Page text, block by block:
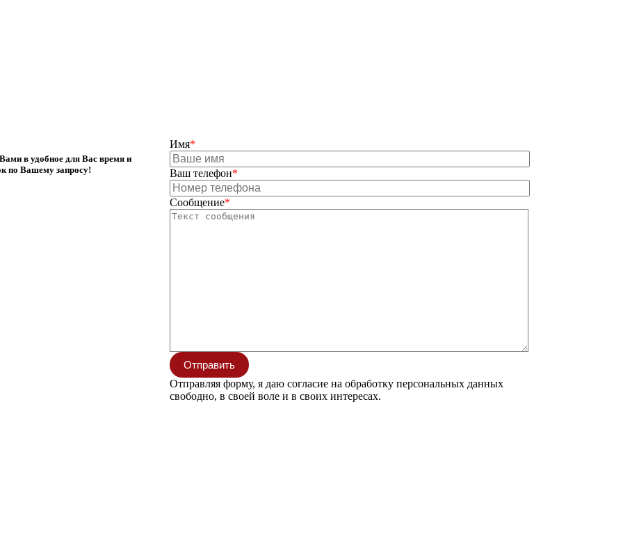
в удобное для Вас время и
по Вашему запросу!
Имя*
Ваш телефон*
Сообщение*
Отправить
Отправляя форму, я даю согласие на обработку персональных данных
свободно, в своей воле и в своих интересах.